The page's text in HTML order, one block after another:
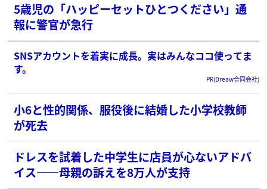
5歳児の「ハッピーセットひとつください」通
報に警官が急行
SNSアカウントを着実に成長。実はみんなココ使ってま
す。
PR(Dreaw合同会社)
小6と性的関係、服役後に結婚した小学校教師
が死去
ドレスを試着した中学生に店員が心ないアドバ
イス――母親の訴えを8万人が支持